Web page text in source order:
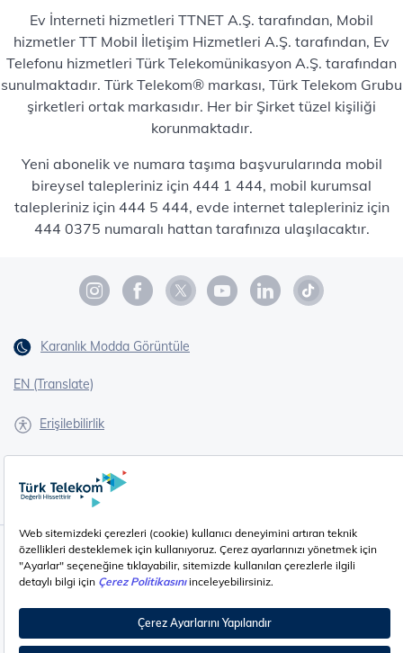
Ev İnterneti hizmetleri TTNET A.Ş. tarafından, Mobil
hizmetler TT Mobil İletişim Hizmetleri A.Ş. tarafından, Ev
Telefonu hizmetleri Türk Telekomünikasyon A.Ş. tarafından
sunulmaktadır. Türk Telekom® markası, Türk Telekom Grubu
şirketleri ortak markasıdır. Her bir Şirket tüzel kişiliği
korunmaktadır.
Yeni abonelik ve numara taşıma başvurularında mobil
bireysel talepleriniz için 444 1 444, mobil kurumsal
talepleriniz için 444 5 444, evde internet talepleriniz için
444 0375 numaralı hattan tarafınıza ulaşılacaktır.
Karanlık Modda Görüntüle
EN (Translate)
Erişilebilirlik
İşaret Dili Çevirisi
Gizlilik - Güvenlik ve KVKK
Çerez Ayarları